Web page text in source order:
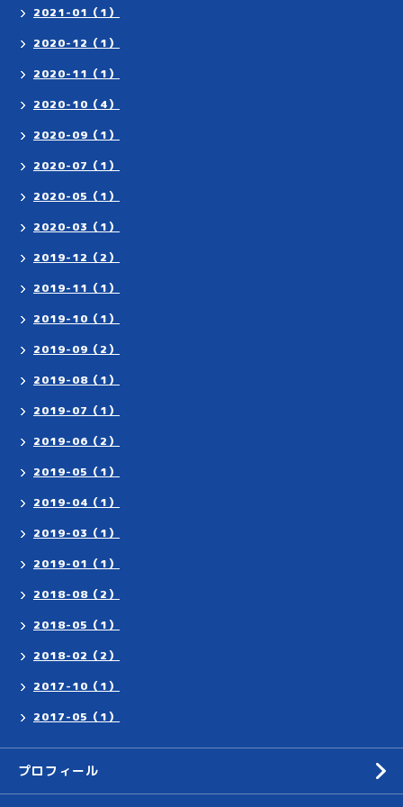
2021-01（1）
2020-12（1）
2020-11（1）
2020-10（4）
2020-09（1）
2020-07（1）
2020-05（1）
2020-03（1）
2019-12（2）
2019-11（1）
2019-10（1）
2019-09（2）
2019-08（1）
2019-07（1）
2019-06（2）
2019-05（1）
2019-04（1）
2019-03（1）
2019-01（1）
2018-08（2）
2018-05（1）
2018-02（2）
2017-10（1）
2017-05（1）
プロフィール